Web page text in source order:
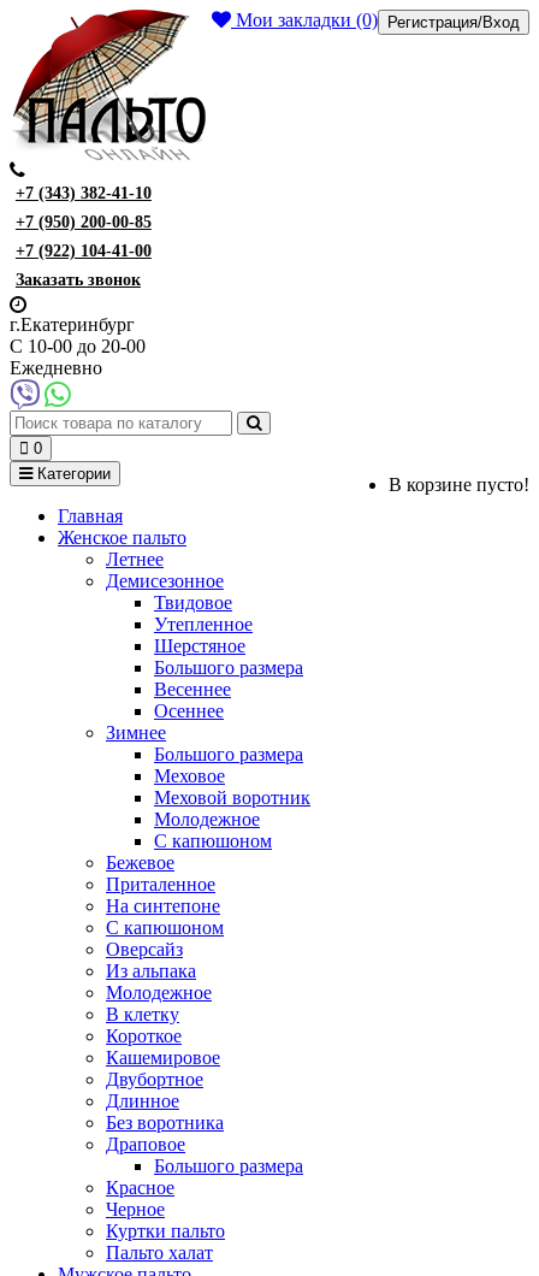
Регистрация/Вход
Мои закладки (0)
+7 (343) 382-41-10
+7 (950) 200-00-85
+7 (922) 104-41-00
Заказать звонок
г.Екатеринбург
С 10-00 до 20-00
Ежедневно
0
В корзине пусто!
Категории
Главная
Женское пальто
Летнее
Демисезонное
Твидовое
Утепленное
Шерстяное
Большого размера
Весеннее
Осеннее
Зимнее
Большого размера
Меховое
Меховой воротник
Молодежное
С капюшоном
Бежевое
Приталенное
На синтепоне
С капюшоном
Оверсайз
Из альпака
Молодежное
В клетку
Короткое
Кашемировое
Двубортное
Длинное
Без воротника
Драповое
Большого размера
Красное
Черное
Куртки пальто
Пальто халат